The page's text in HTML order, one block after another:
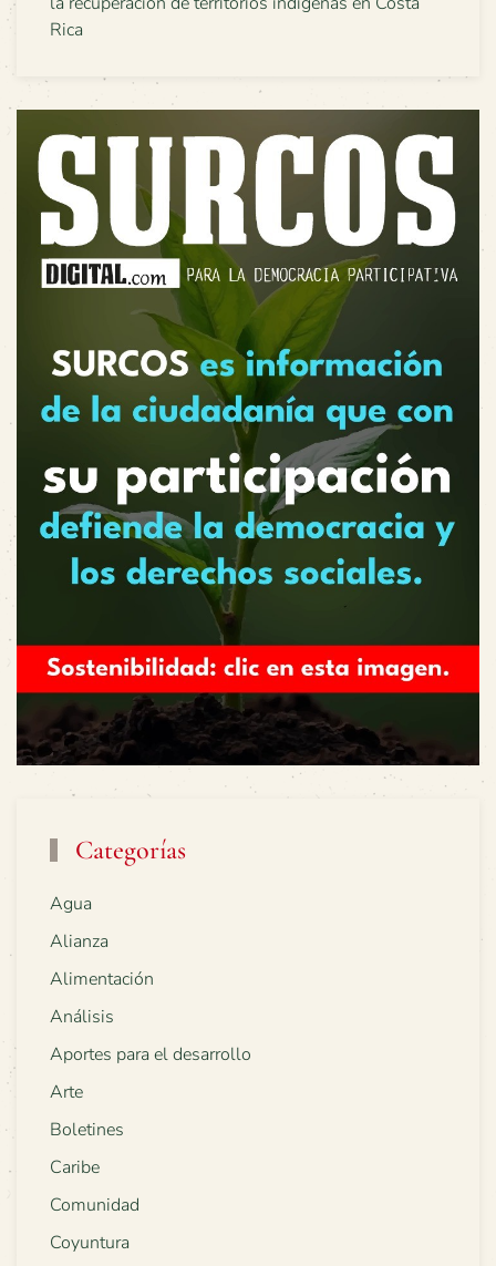
Rica
Categorías
Agua
Alianza
Alimentación
Análisis
Aportes para el desarrollo
Arte
Boletines
Caribe
Comunidad
Coyuntura